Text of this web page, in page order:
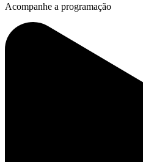
Acompanhe a programação